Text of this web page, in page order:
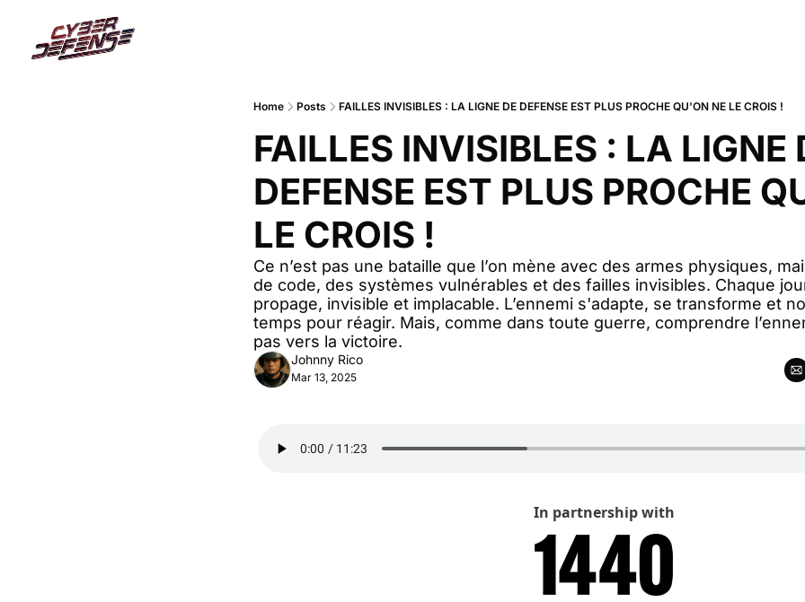
Home Posts FAILLES INVISIBLES : LA LIGNE DE DEFENSE EST PLUS PROCHE QU'ON NE LE CROIS !
FAILLES INVISIBLES : LA LIGNE
DEFENSE EST PLUS PROCHE
LE CROIS !
Ce n’est pas une bataille que l’on mène avec des armes physiques,
de code, des systèmes vulnérables et des failles invisibles. Chaque
propage, invisible et implacable. L’ennemi s'adapte, se transforme et
temps pour réagir. Mais, comme dans toute guerre, comprendre
pas vers la victoire.
Johnny Rico
Mar 13, 2025
In partnership with